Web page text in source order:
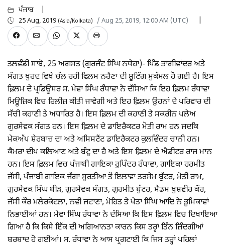
ਪੰਜਾਬ
25 Aug, 2019 (Asia/Kolkata) / Aug 25, 2019, 12:00 AM (UTC)
ਤਲਵੰਡੀ ਸਾਬੋ, 25 ਅਗਸਤ (ਗੁਰਜੰਟ ਸਿੰਘ ਨਥੇਹਾ)- ਪਿੰਡ ਭਾਗੀਵਾਂਦਰ ਅਤੇ
ਸੰਗਤ ਖੁਰਦ ਵਿਖੇ ਚੱਲ ਰਹੀ ਫਿਲਮ ਨਰੈਣਾ ਦੀ ਸ਼ੂਟਿੰਗ ਮੁਕੱਮਲ ਹੋ ਗਈ ਹੈ। ਇਸ
ਫ਼ਿਲਮ ਦੇ ਪ੍ਰਡਿਊਸਰ ਸ. ਮੇਵਾ ਸਿੰਘ ਰੰਧਾਵਾ ਨੇ ਦੱਸਿਆ ਕਿ ਇਹ ਫ਼ਿਲਮ ਰੰਧਾਵਾ
ਮਿਊਜ਼ਿਕ ਵਿਚ ਰਿਲੀਜ਼ ਕੀਤੀ ਜਾਵੇਗੀ ਅਤੇ ਇਹ ਫ਼ਿਲਮ ਉਹਨਾਂ ਦੇ ਪਰਿਵਾਰ ਦੀ
ਸੱਚੀ ਕਹਾਣੀ ਤੇ ਅਧਾਰਿਤ ਹੈ। ਇਸ ਫ਼ਿਲਮ ਦੀ ਕਹਾਣੀ ਤੇ ਸਕਰੀਨ ਪਲੇਅ
ਗੁਰਸੇਵਕ ਸੰਗਤ ਹਨ। ਇਸ ਫ਼ਿਲਮ ਦੇ ਡਾਇਰੈਕਟਰ ਮੋਤੀ ਰਾਮ ਹਨ ਜਦਕਿ
ਮੇਕਅੱਪ ਸ਼ੇਰਬਾਜ਼ ਦਾ ਅਤੇ ਅਸਿਸਟੈਂਟ ਡਾਇਰੈਕਟਰ ਕੁਲਵਿੰਦਰ ਚਾਨੀ ਹਨ।
ਕੈਮਰਾ ਦੀਪ ਕਲਿਆਣ ਅਤੇ ਬੰਟੂ ਦਾ ਹੈ ਅਤੇ ਇਸ ਫ਼ਿਲਮ ਦੇ ਐਡੀਟਰ ਰਾਜ ਮਾਨ
ਹਨ। ਇਸ ਫ਼ਿਲਮ ਵਿਚ ਪੰਜਾਬੀ ਗਾਇਕਾ ਰੁਪਿੰਦਰ ਰੰਧਾਵਾ, ਗਾਇਕਾ ਹਰਮੀਤ
ਜੱਸੀ, ਪੰਜਾਬੀ ਗਾਇਕ ਜੱਗਾ ਸੂਰਤੀਆ ਤੋਂ ਇਲਾਵਾ ਤਰਸੇਮ ਬੁੱਟਰ, ਮੋਤੀ ਰਾਮ,
ਗੁਰਸੇਵਕ ਸਿੰਘ ਬੀੜ, ਗੁਰਸੇਵਕ ਸੰਗਤ, ਗੁਰਮੀਤ ਬੁੱਟਰ, ਮੈਡਮ ਖੁਸ਼ਵੀਰ ਕੌਰ,
ਜੱਸੀ ਕੌਰ ਮਲੇਰਕੋਟਲਾ, ਨਵੀ ਜਟਾਣਾ, ਮੋਹਿਤ ਤੇ ਖੇਤਾ ਸਿੰਘ ਆਦਿ ਨੇ ਭੂਮਿਕਾਵਾਂ
ਨਿਭਾਈਆਂ ਹਨ। ਮੇਵਾ ਸਿੰਘ ਰੰਧਾਵਾ ਨੇ ਦੱਸਿਆ ਕਿ ਇਸ ਫ਼ਿਲਮ ਵਿਚ ਦਿਖਾਇਆ
ਗਿਆ ਹੈ ਕਿ ਕਿਸੇ ਇੱਕ ਦੀ ਅਗਿਆਨਤਾ ਕਾਰਨ ਕਿਸ ਤਰ੍ਹਾਂ ਤਿੰਨ ਜ਼ਿੰਦਗੀਆਂ
ਬਰਬਾਦ ਹੋ ਗਈਆਂ। ਸ. ਰੰਧਾਵਾ ਨੇ ਆਸ ਪ੍ਰਗਟਾਈ ਕਿ ਜਿਸ ਤਰ੍ਹਾਂ ਪਹਿਲਾਂ